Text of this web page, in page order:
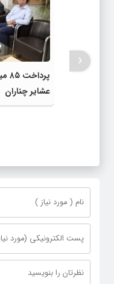
عشایر چناران
‹